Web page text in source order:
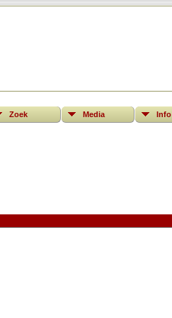
Zoek Media Info